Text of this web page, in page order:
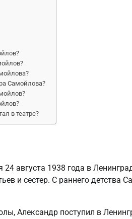
Самойлова?
в театре?
августа 1938 года в
и сестер. С раннего детства
Александр поступил в